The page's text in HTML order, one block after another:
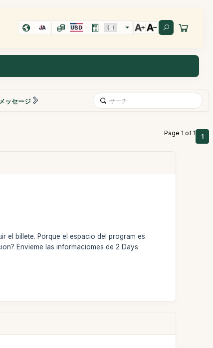
JA USD
ッセージ
Page 1 of 1 1
el billete. Porque el espacio del program es
Envieme las informaciomes de 2 Days